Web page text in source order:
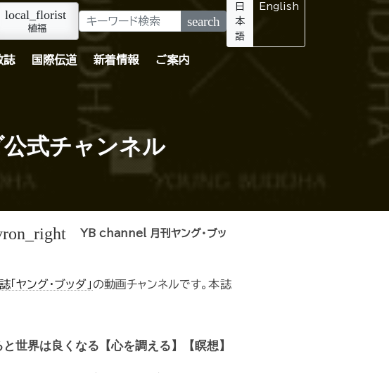
local_florist
植福 search
日
本
語
English
誌 国際伝道 新着情報 ご案内
式チャンネル
YB channel 月刊ヤング・ブッ
「ヤング・ブッダ」 の動画チャンネルです。本誌
世界は良くなる【心を調える】【瞑想】